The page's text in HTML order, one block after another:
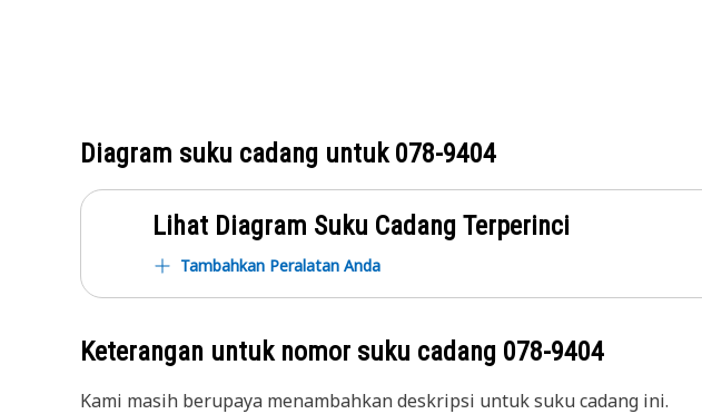
Diagram suku cadang untuk078-9404
Lihat Diagram Suku Cadang Terperinci
Tambahkan Peralatan Anda
Keterangan untuk nomor suku cadang 078-9404
Kami masih berupaya menambahkan deskripsi untuk suku cadang ini.